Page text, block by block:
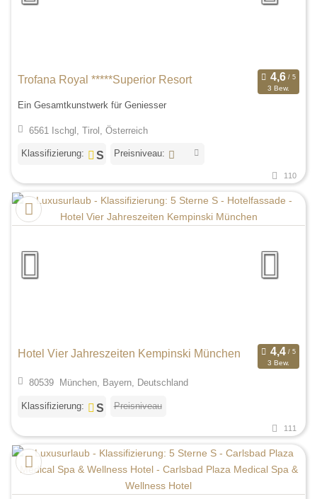
Trofana Royal *****Superior Resort
3 Bew.
Ein Gesamtkunstwerk für Geniesser
6561 Ischgl, Tirol, Österreich
Klassifizierung: Preisniveau:
110
Hotel Vier Jahreszeiten Kempinski München
3 Bew.
80539 München, Bayern, Deutschland
Klassifizierung: Preisniveau
111